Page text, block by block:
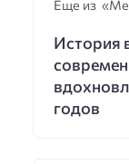
Еще из
История
годов